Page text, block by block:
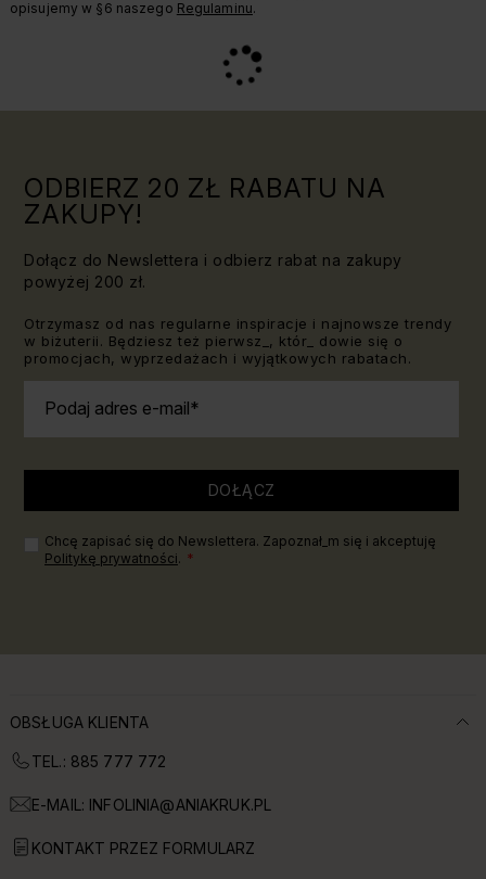
opisujemy w §6 naszego Regulaminu.
ODBIERZ 20 ZŁ RABATU NA
ZAKUPY!
Dołącz do Newslettera i odbierz rabat na zakupy
powyżej 200 zł.
Otrzymasz od nas regularne inspiracje i najnowsze trendy
w biżuterii. Będziesz też pierwsz_, któr_ dowie się o
promocjach, wyprzedażach i wyjątkowych rabatach.
Podaj adres e-mail
DOŁĄCZ
Chcę zapisać się do Newslettera. Zapoznał_m się i akceptuję
Politykę prywatności.
OBSŁUGA KLIENTA
TEL.: 885 777 772
E-MAIL: INFOLINIA@ANIAKRUK.PL
KONTAKT PRZEZ FORMULARZ